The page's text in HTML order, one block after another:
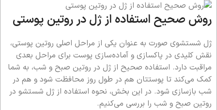
روش صحیح استفاده از ژل در روتین پوستی
ژل شستشوی صورت به عنوان یکی از مراحل اصلی روتین پوستی،
نقش کلیدی در پاکسازی و آماده‌سازی پوست برای مراحل بعدی
مراقبت دارد. استفاده صحیح از ژل در روتین صبح و شب، به شما
کمک می‌کند تا پوستتان هم در طول روز محافظت شود و هم در
شب بازسازی شود. در این بخش، نحوه استفاده از ژل شستشو در
روتین صبح و شب را بررسی می‌کنیم.